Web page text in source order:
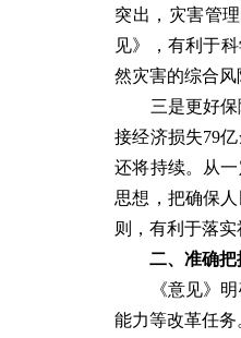
突出，灾害管
见》，有利于
然灾害的综合风
三是更好保障
接经济损失79
还将持续。从
思想，把确保
则，有利于落
二、准确
《意见》明确
能力等改革任务